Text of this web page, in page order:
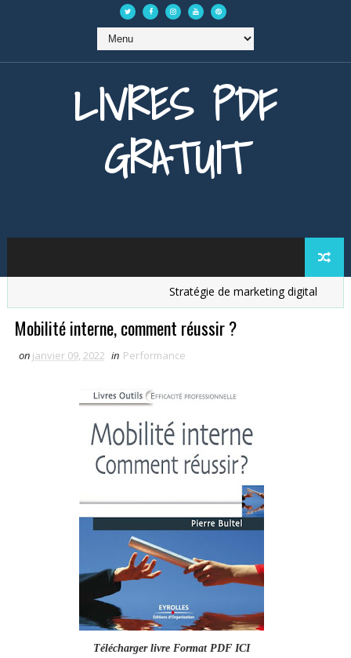
LIVRES PDF
GRATUIT
Stratégie de marketing digital
Mobilité interne, comment réussir ?
on janvier 09, 2022 in Performance
Télécharger livre Format PDF ICI